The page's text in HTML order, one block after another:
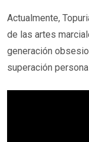
Actualmente,
de las artes
generación
superación